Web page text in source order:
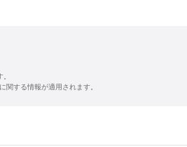
関する情報が適用されます。